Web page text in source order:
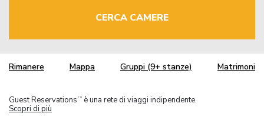
CERCA CAMERE
Rimanere Mappa Gruppi (9+ stanze) Matrimoni
Guest Reservations TM
è una rete di viaggi indipendente.
Scopri di più